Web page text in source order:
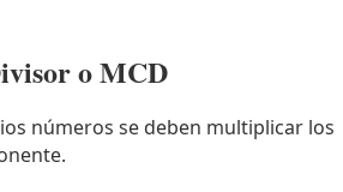
o MCD
números se deben multiplicar los